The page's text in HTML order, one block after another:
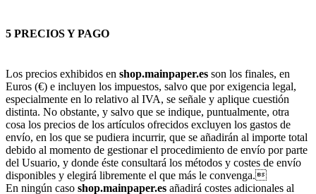
5 PRECIOS Y PAGO
Los precios exhibidos en shop.mainpaper.es son los finales, en
Euros (€) e incluyen los impuestos, salvo que por exigencia legal,
especialmente en lo relativo al IVA, se señale y aplique cuestión
distinta. No obstante, y salvo que se indique, puntualmente, otra
cosa los precios de los artículos ofrecidos excluyen los gastos de
envío, en los que se pudiera incurrir, que se añadirán al importe total
debido al momento de gestionar el procedimiento de envío por parte
del Usuario, y donde éste consultará los métodos y costes de envío
disponibles y elegirá libremente el que más le convenga.
En ningún caso shop.mainpaper.es añadirá costes adicionales al